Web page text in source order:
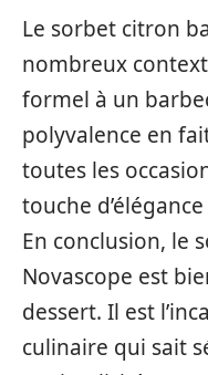
Le sorbet citron
nombreux
formel à un
polyvalence en
toutes les
touche
En conclusion, le
Novascope est
dessert. Il est
culinaire qui sait